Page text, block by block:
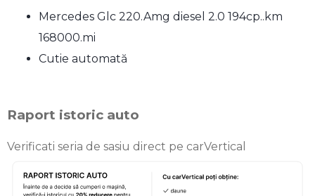
Mercedes Glc 220.Amg diesel 2.0 194cp..km
168000.mi
Cutie automată
Raport istoric auto
Verificati seria de sasiu direct pe carVertical